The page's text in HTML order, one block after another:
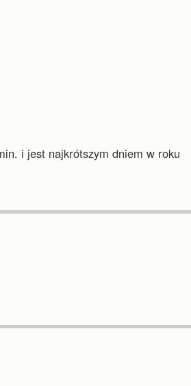
i jest najkrótszym dniem w roku